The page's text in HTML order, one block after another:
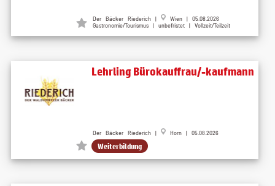
Der Bäcker Riederich |
Wien | 05.08.2026
Gastronomie/Tourismus | unbefristet | Vollzeit/Teilzeit
Lehrling Bürokauffrau/-kaufmann
Der Bäcker Riederich | Horn | 05.08.2026
Weiterbildung